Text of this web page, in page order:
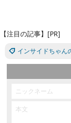
【注目の記事】[PR]
インサイドちゃん